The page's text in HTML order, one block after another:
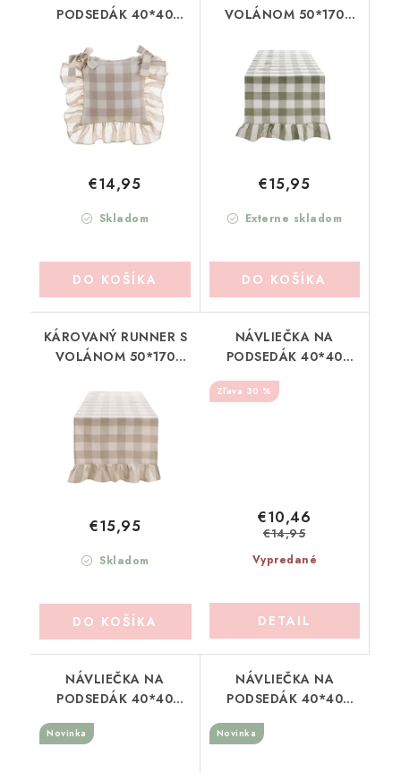
PODSEDÁK 40*40
(A3852799NT)
Skladom
€14,95
DO KOŠÍKA
VOLÁNOM 50*170
(A3852399VE)
Externe skladom
€15,95
DO KOŠÍKA
KÁROVANÝ RUNNER S
VOLÁNOM 50*170
(A3852399NT)
Skladom
€15,95
DO KOŠÍKA
NÁVLIEČKA NA
PODSEDÁK 40*40
(A3852799AZ)
30 %
Vypredané
€10,46
€14,95
DETAIL
NÁVLIEČKA NA
PODSEDÁK 40*40
BLANC MARICLO
(A39854)
Novinka
NÁVLIEČKA NA
PODSEDÁK 40*40
BLANC MARICLO
(A39856)
Novinka